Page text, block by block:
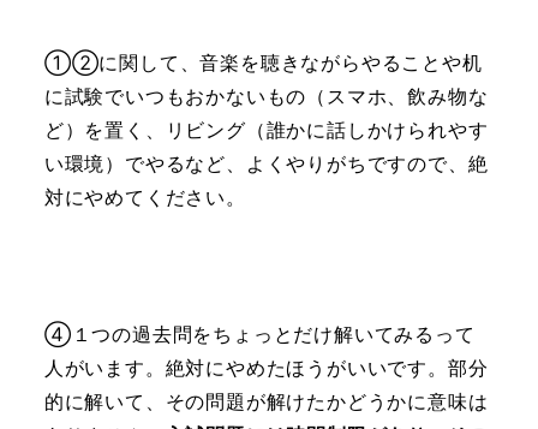
①②に関して、音楽を聴きながらやることや机
に試験でいつもおかないもの（スマホ、飲み物な
ど）を置く、リビング（誰かに話しかけられやす
い環境）でやるなど、よくやりがちですので、絶
対にやめてください。
④１つの過去問をちょっとだけ解いてみるって
人がいます。絶対にやめたほうがいいです。部分
的に解いて、その問題が解けたかどうかに意味は